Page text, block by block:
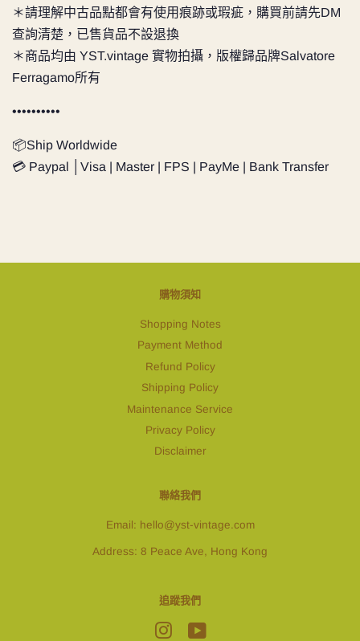
＊請理解中古品點都會有使用痕跡或瑕疵，購買前請先DM
查詢清楚，已售貨品不設退換
＊商品均由 YST.vintage 實物拍攝，版權歸品牌Salvatore
Ferragamo所有
••••••••••
📦Ship Worldwide
💳 Paypal │Visa | Master | FPS | PayMe | Bank Transfer
購物須知
Shopping Notes
Payment Method
Refund Policy
Shipping Policy
Maintenance Service
Privacy Policy
Disclaimer
聯絡我們
Email: hello@yst-vintage.com
Address: 8 Peace Ave, Hong Kong
追蹤我們
Instagram